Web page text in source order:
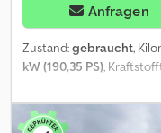
Kontaktieren Sie uns:
über WhatsApp
Anfragen
Zustand:gebraucht,
kW (190,35 PS),
,
Anzahl der Sitzplätze:9,
Bordküche,